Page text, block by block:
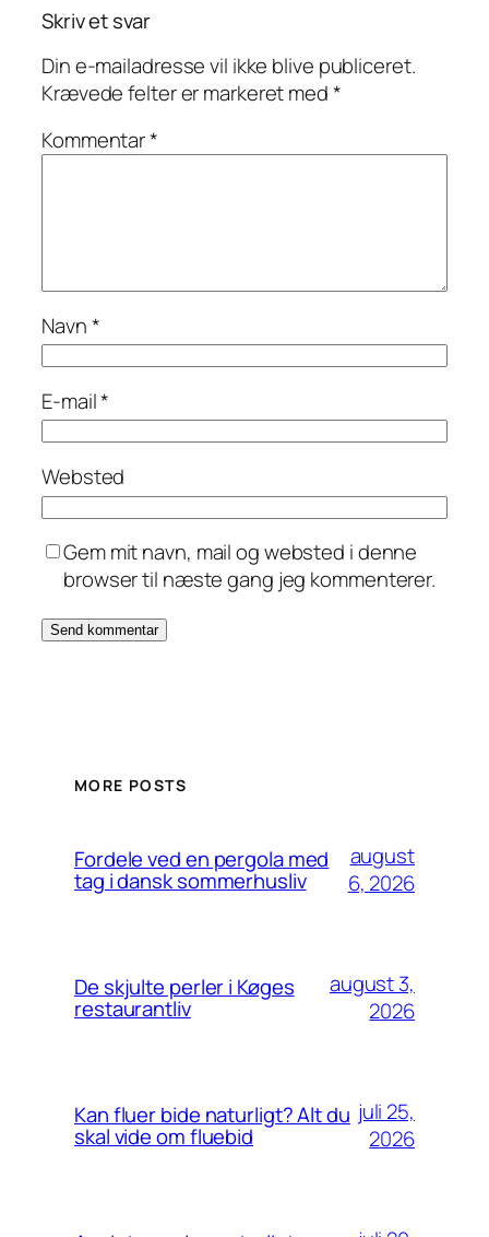
Skriv et svar
Din e-mailadresse vil ikke blive publiceret.
Krævede felter er markeret med*
Kommentar*
Navn*
E-mail*
Websted
Gem mit navn, mail og websted i denne
browser til næste gang jeg kommenterer.
MORE POSTS
Fordele ved en pergola med
tag i dansk sommerhusliv
august
6, 2026
De skjulte perler i Køges
restaurantliv
august 3,
2026
Kan fluer bide naturligt? Alt du
skal vide om fluebid
juli 25,
2026